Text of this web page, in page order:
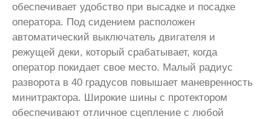
обеспечивает удобство при высадке и посадке
оператора. Под сидением расположен
автоматический выключатель двигателя и
режущей деки, который срабатывает, когда
оператор покидает свое место. Малый радиус
разворота в 40 градусов повышает маневренность
минитрактора. Широкие шины с протектором
обеспечивают отличное сцепление с любой